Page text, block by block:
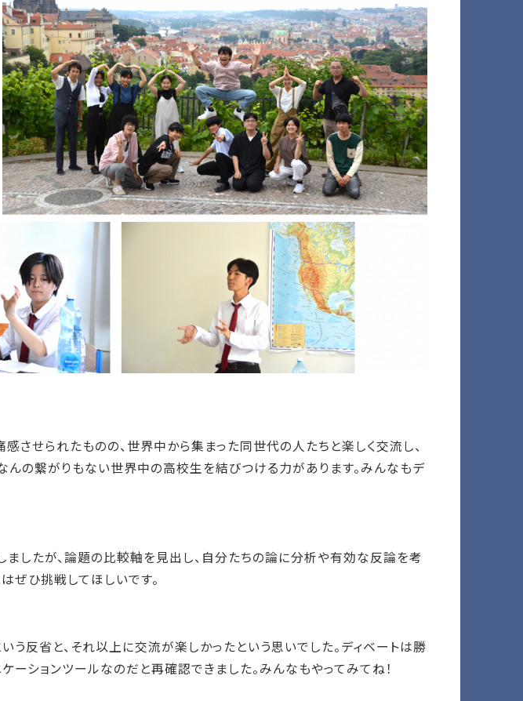
せられたものの、世界中から集まった同世代の人たちと楽しく交流し、
んの繋がりもない世界中の高校生を結びつける力があります。みんなもデ
したが、論題の比較軸を見出し、自分たちの論に分析や有効な反論を考
ぜひ挑戦してほしいです。
反省と、それ以上に交流が楽しかったという思いでした。ディベートは勝
ションツールなのだと再確認できました。みんなもやってみてね！